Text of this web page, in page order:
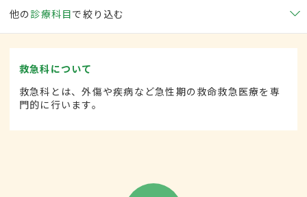
他の 診療科目で絞り込む
救急科について
救急科とは、外傷や疾病など急性期の救命救急医療を専
門的に行います。